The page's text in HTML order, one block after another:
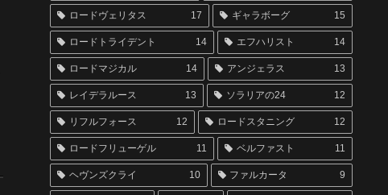
ロードヴェリタス 17 ギャラボーグ 15
ロードトライデント 14 エフハリスト 14
ロードマジカル 14 アンジェラス 13
レイデラルース 13 ソラリアの24 12
リフルフォース 12 ロードスタニング 12
ロードフリューゲル 11 ベルファスト 11
ヘヴンズクライ 10 ファルカータ 9